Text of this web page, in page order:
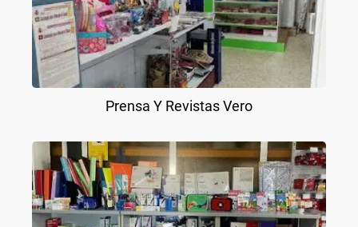
Prensa Y Revistas Vero